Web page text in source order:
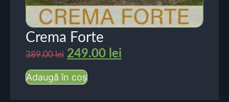
Crema Forte
389.00lei 249.00 lei
Adaugă în coș